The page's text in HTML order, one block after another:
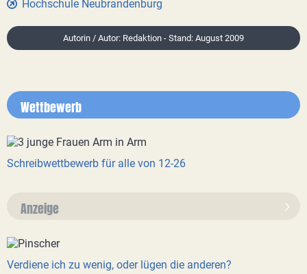
Hochschule Neubrandenburg
Autorin / Autor: Redaktion - Stand: August 2009
Wettbewerb
Schreibwettbewerb für alle von 12-26
Anzeige
Verdiene ich zu wenig, oder lügen die anderen?